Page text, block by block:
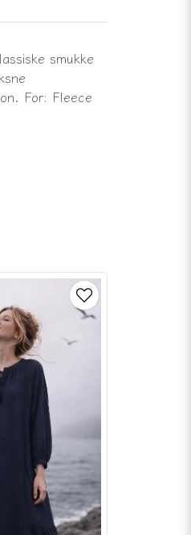
smukke
For: Fleece